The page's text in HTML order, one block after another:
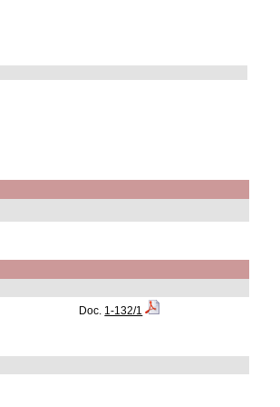
Doc. 1-132/1